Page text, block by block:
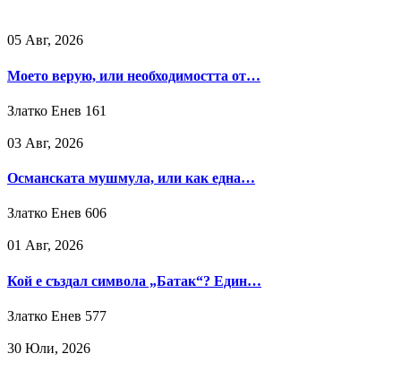
05 Авг, 2026
Моето верую, или необходимостта от…
Златко Енев 161
03 Авг, 2026
Османската мушмула, или как една…
Златко Енев 606
01 Авг, 2026
Кой е създал символа „Батак“? Един…
Златко Енев 577
30 Юли, 2026